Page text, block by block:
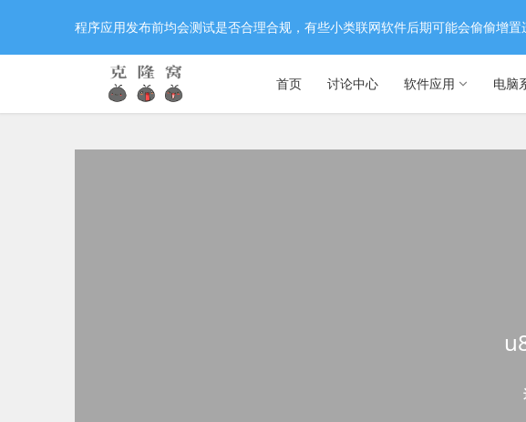
首页 讨论中心 软件应用 电脑
程序应用发布前均会测试是否合理合规，有些小类联网软件后期可能会偷偷增